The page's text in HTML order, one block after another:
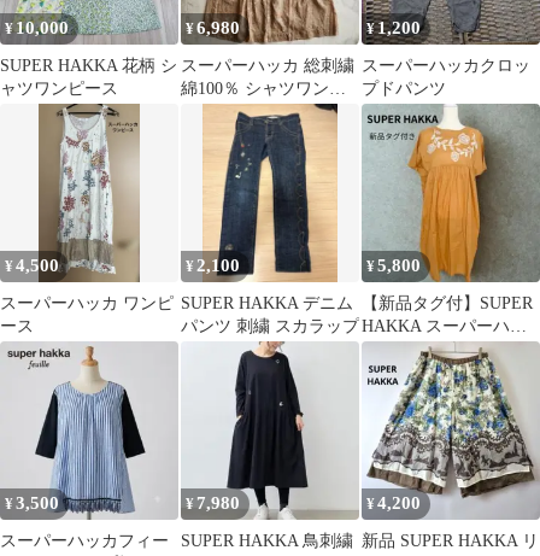
¥ 10,000
SUPER HAKKA 花柄 シ
ャツワンピース
¥6,980
スーパーハッカ 総刺繍
綿100％ シャツワンピ
ース チュニック ピンタ
¥1,200
スーパーハッカクロッ
プドパンツ
¥4,500
スーパーハッカ ワンピ
ース
¥ 2,100
SUPER HAKKA デニム
パンツ 刺繍 スカラップ
¥5,800
【新品タグ付】SUPER
HAKKA スーパーハッ
カ 刺繍ワンピース マス
タード
¥3,500
スーパーハッカフィー
¥ 7,980
SUPER HAKKA 鳥刺繍
¥4,200
新品 SUPER HAKKA リ